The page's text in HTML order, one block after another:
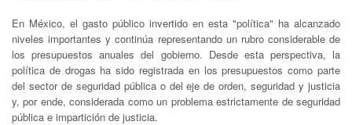
En México, el gasto público invertido en esta "política" ha alcanzado
niveles importantes y continúa representando un rubro considerable de
los presupuestos anuales del gobierno. Desde esta perspectiva, la
política de drogas ha sido registrada en los presupuestos como parte
del sector de seguridad pública o del eje de orden, seguridad y justicia
y, por ende, considerada como un problema estrictamente de seguridad
pública e impartición de justicia.